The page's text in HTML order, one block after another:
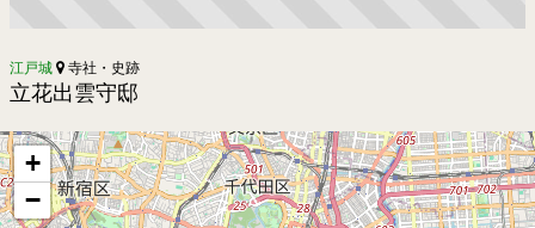
江戸城 寺社・史跡
立花出雲守邸
+
−